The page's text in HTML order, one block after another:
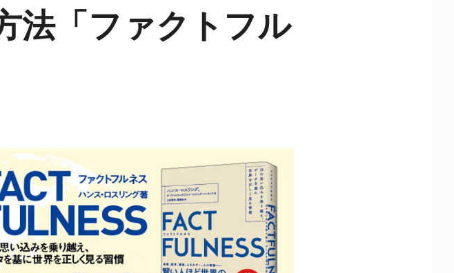
法「ファクトフル